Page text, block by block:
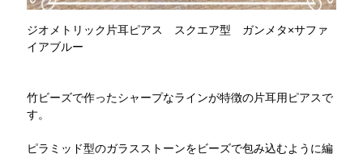
ジオメトリック片耳ピアス スクエア型 ガンメタ×サファ
イアブルー
竹ビーズで作ったシャープなラインが特徴の片耳用ピアスで
す。
ピラミッド型のガラスストーンをビーズで包み込むように編